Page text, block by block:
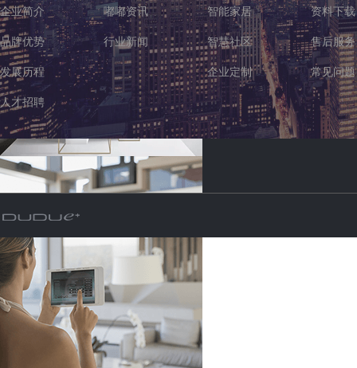
企业简介
品牌优势
发展历程
人才招聘
嘟嘟资讯
行业新闻
智能家居
智慧社区
企业定制
资料下载
售后服务
常见问题